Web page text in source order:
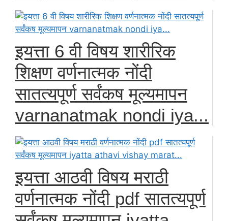
इयत्ता 6 वी विषय शारीरिक
शिक्षण वर्णनात्मक नोंदी
सातत्यपूर्ण सर्वंकष मूल्यमापन
varnanatmak nondi iya...
इयत्ता आठवी विषय मराठी
वर्णनात्मक नोंदी pdf सातत्यपूर्ण